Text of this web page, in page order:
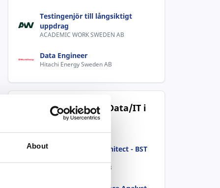
About
Testingenjör till långsiktigt
uppdrag
ACADEMIC WORK SWEDEN AB
Data Engineer
Hitachi Energy Sweden AB
Populära jobb inom Data/IT i
IT Data Platform Architect - BST
Hitachi Energy Sweden AB